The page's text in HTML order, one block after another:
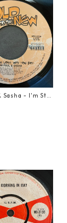
Sasha - I'm Still
You Boy【7-218